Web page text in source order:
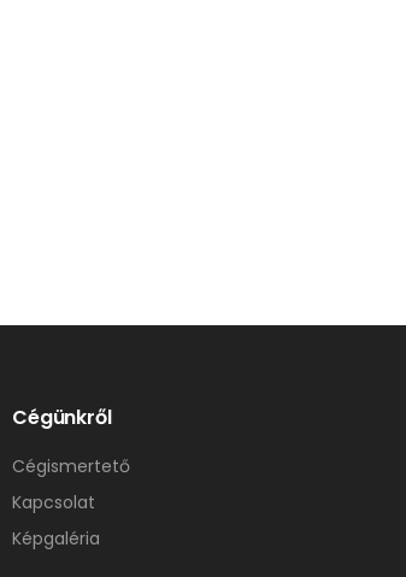
Cégünkről
Cégismertető
Kapcsolat
Képgaléria